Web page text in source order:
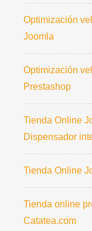
Optimización
Joomla
Optimización
Prestashop
Tienda Online
Dispensador
Tienda Online
Tienda online
Catatea.com